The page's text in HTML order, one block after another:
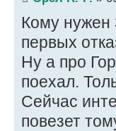
Кому нужен
первых
Ну а про
поехал.
Сейчас
повезет